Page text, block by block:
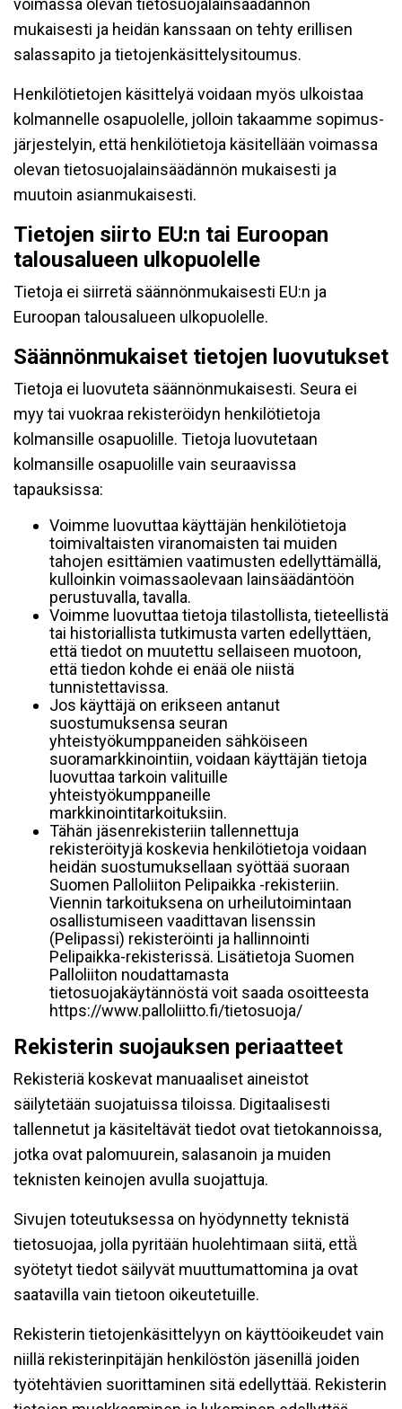
voimassa olevan tietosuojalainsäädännön
mukaisesti ja heidän kanssaan on tehty erillisen
salassapito ja tietojenkäsittelysitoumus.
Henkilötietojen käsittelyä voidaan myös ulkoistaa
kolmannelle osapuolelle, jolloin takaamme sopimus-
järjestelyin, että henkilötietoja käsitellään voimassa
olevan tietosuojalainsäädännön mukaisesti ja
muutoin asianmukaisesti.
Tietojen siirto EU:n tai Euroopan
talousalueen ulkopuolelle
Tietoja ei siirretä säännönmukaisesti EU:n ja
Euroopan talousalueen ulkopuolelle.
Säännönmukaiset tietojen luovutukset
Tietoja ei luovuteta säännönmukaisesti. Seura ei
myy tai vuokraa rekisteröidyn henkilötietoja
kolmansille osapuolille. Tietoja luovutetaan
kolmansille osapuolille vain seuraavissa
tapauksissa:
Voimme luovuttaa käyttäjän henkilötietoja
toimivaltaisten viranomaisten tai muiden
tahojen esittämien vaatimusten edellyttämällä,
kulloinkin voimassaolevaan lainsäädäntöön
perustuvalla, tavalla.
Voimme luovuttaa tietoja tilastollista, tieteellistä
tai historiallista tutkimusta varten edellyttäen,
että tiedot on muutettu sellaiseen muotoon,
että tiedon kohde ei enää ole niistä
tunnistettavissa.
Jos käyttäjä on erikseen antanut
suostumuksensa seuran
yhteistyökumppaneiden sähköiseen
suoramarkkinointiin, voidaan käyttäjän tietoja
luovuttaa tarkoin valituille
yhteistyökumppaneille
markkinointitarkoituksiin.
Tähän jäsenrekisteriin tallennettuja
rekisteröityjä koskevia henkilötietoja voidaan
heidän suostumuksellaan syöttää suoraan
Suomen Palloliiton Pelipaikka -rekisteriin.
Viennin tarkoituksena on urheilutoimintaan
osallistumiseen vaadittavan lisenssin
(Pelipassi) rekisteröinti ja hallinnointi
Pelipaikka-rekisterissä. Lisätietoja Suomen
Palloliiton noudattamasta
tietosuojakäytännöstä voit saada osoitteesta
https://www.palloliitto.fi/tietosuoja/
Rekisterin suojauksen periaatteet
Rekisteriä koskevat manuaaliset aineistot
säilytetään suojatuissa tiloissa. Digitaalisesti
tallennetut ja käsiteltävät tiedot ovat tietokannoissa,
jotka ovat palomuurein, salasanoin ja muiden
teknisten keinojen avulla suojattuja.
Sivujen toteutuksessa on hyödynnetty teknistä
tietosuojaa, jolla pyritään huolehtimaan siitä, että̈
syötetyt tiedot säilyvät muuttumattomina ja ovat
saatavilla vain tietoon oikeutetuille.
Rekisterin tietojenkäsittelyyn on käyttöoikeudet vain
niillä rekisterinpitäjän henkilöstön jäsenillä joiden
työtehtävien suorittaminen sitä edellyttää. Rekisterin